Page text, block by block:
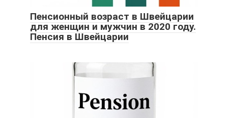
Пенсионный возраст в Швейцарии
для женщин и мужчин в 2020 году.
Пенсия в Швейцарии